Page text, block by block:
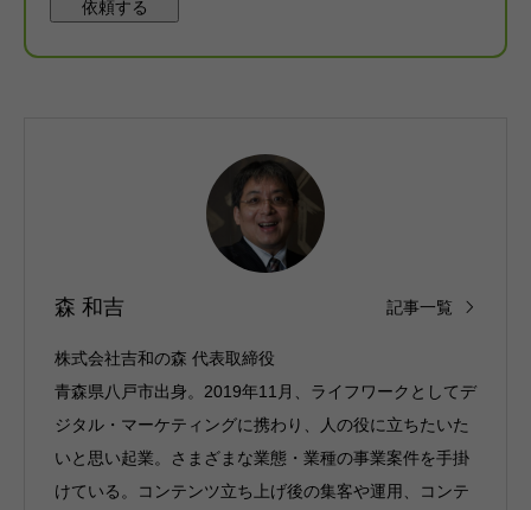
依頼する
森 和吉 記事一覧
株式会社吉和の森 代表取締役
青森県八戸市出身。2019年11月、ライフワークとしてデ
ジタル・マーケティングに携わり、人の役に立ちたいた
いと思い起業。さまざまな業態・業種の事業案件を手掛
けている。コンテンツ立ち上げ後の集客や運用、コンテ